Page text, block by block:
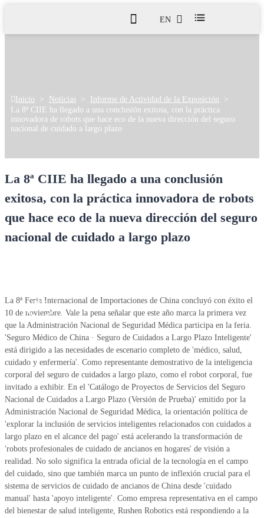
EN
Inicio > Noticias > Informe de Actividad de la Exposición >
La 8ª CIIE ha llegado a una conclusión exitosa, con la práctica
innovadora de robots que hace eco de la nueva dirección del seguro
nacional de cuidado a largo plazo
La 8ª CIIE ha llegado a una conclusión
exitosa, con la práctica innovadora de robots
que hace eco de la nueva dirección del seguro
nacional de cuidado a largo plazo
2025
La 8ª Feria Internacional de Importaciones de China concluyó con éxito el
10 de noviembre. Vale la pena señalar que este año marca la primera vez
que la Administración Nacional de Seguridad Médica participa en la feria.
'Seguro Médico de China · Seguro de Cuidados a Largo Plazo Inteligente'
está dirigido a las necesidades de escenario completo de 'médico, salud,
cuidado y enfermería'. Como representante demostrativo de la inteligencia
corporal del seguro de cuidados a largo plazo, como el robot corporal, fue
invitado a exhibir. En el 'Catálogo de Proyectos de Servicios del Seguro
Nacional de Cuidados a Largo Plazo (Versión de Prueba)' emitido por la
Administración Nacional de Seguridad Médica, la orientación política de
'explorar la inclusión de servicios inteligentes relacionados con cuidados a
largo plazo en el alcance del pago' está acelerando la transformación de
'robots profesionales de cuidado de ancianos en hogares' de visión a
realidad. No solo significa la entrada oficial de la tecnología en el campo
del cuidado, sino que también marca un punto de inflexión crucial para el
sistema de servicios de cuidado de ancianos de China desde 'cuidado
manual' hasta 'apoyo inteligente'. Como empresa representativa en el campo
del bienestar de salud inteligente, Rushen Robotics está respondiendo a la